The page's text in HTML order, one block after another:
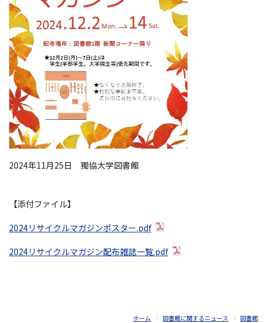
2024年11月25日 獨協大学図書館
【添付ファイル】
2024リサイクルマガジンポスター.pdf
2024リサイクルマガジン配布雑誌一覧.pdf
ホーム 図書館に関するニュース 図書館